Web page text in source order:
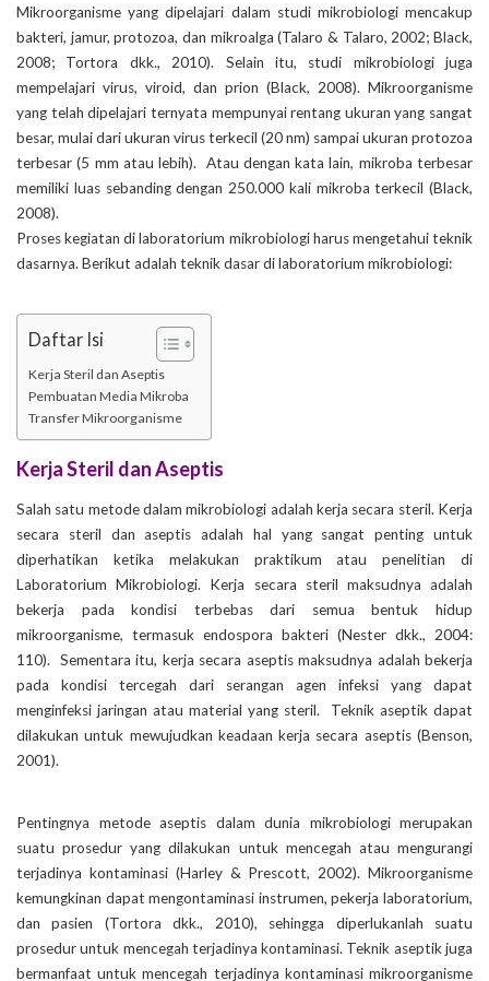
Mikroorganisme yang dipelajari dalam studi mikrobiologi mencakup
bakteri, jamur, protozoa, dan mikroalga (Talaro & Talaro, 2002; Black,
2008; Tortora dkk., 2010). Selain itu, studi mikrobiologi juga
mempelajari virus, viroid, dan prion (Black, 2008). Mikroorganisme
yang telah dipelajari ternyata mempunyai rentang ukuran yang sangat
besar, mulai dari ukuran virus terkecil (20 nm) sampai ukuran protozoa
terbesar (5 mm atau lebih). Atau dengan kata lain, mikroba terbesar
memiliki luas sebanding dengan 250.000 kali mikroba terkecil (Black,
2008).
Proses kegiatan di laboratorium mikrobiologi harus mengetahui teknik
dasarnya. Berikut adalah teknik dasar di laboratorium mikrobiologi:
Daftar Isi
Kerja Steril dan Aseptis
Pembuatan Media Mikroba
Transfer Mikroorganisme
Kerja Steril dan Aseptis
Salah satu metode dalam mikrobiologi adalah kerja secara steril. Kerja
secara steril dan aseptis adalah hal yang sangat penting untuk
diperhatikan ketika melakukan praktikum atau penelitian di
Laboratorium Mikrobiologi. Kerja secara steril maksudnya adalah
bekerja pada kondisi terbebas dari semua bentuk hidup
mikroorganisme, termasuk endospora bakteri (Nester dkk., 2004:
110). Sementara itu, kerja secara aseptis maksudnya adalah bekerja
pada kondisi tercegah dari serangan agen infeksi yang dapat
menginfeksi jaringan atau material yang steril. Teknik aseptik dapat
dilakukan untuk mewujudkan keadaan kerja secara aseptis (Benson,
2001).
Pentingnya metode aseptis dalam dunia mikrobiologi merupakan
suatu prosedur yang dilakukan untuk mencegah atau mengurangi
terjadinya kontaminasi (Harley & Prescott, 2002). Mikroorganisme
kemungkinan dapat mengontaminasi instrumen, pekerja laboratorium,
dan pasien (Tortora dkk., 2010), sehingga diperlukanlah suatu
prosedur untuk mencegah terjadinya kontaminasi. Teknik aseptik juga
bermanfaat untuk mencegah terjadinya kontaminasi mikroorganisme